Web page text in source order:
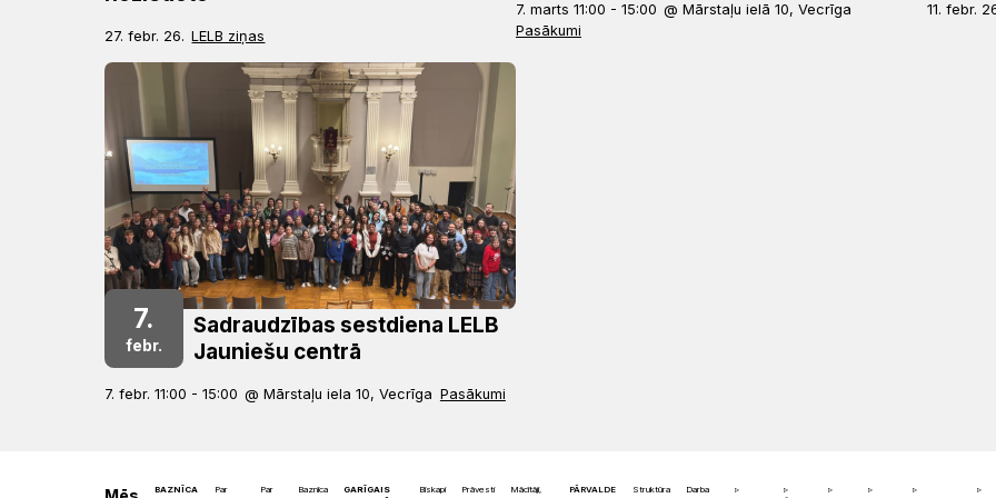
27. febr. 26. LELB ziņas
7. marts 11:00 - 15:00 @ Mārstaļu ielā 10, Vecrīga
Pasākumi
11. febr.
7.
febr.
Sadraudzības sestdiena LELB
Jauniešu centrā
7. febr. 11:00 - 15:00 @ Mārstaļu iela 10, Vecrīga Pasākumi
BAZNĪCA
Par
Par
Baznīca
GARĪGAIS
Bīskapi Prāvesti
Mācītāji,
PĀRVALDE Struktūra
Darba